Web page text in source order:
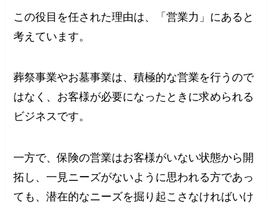
この役目を任された理由は、「営業力」にあると
考えています。
葬祭事業やお墓事業は、積極的な営業を行うので
はなく、お客様が必要になったときに求められる
ビジネスです。
一方で、保険の営業はお客様がいない状態から開
拓し、一見ニーズがないように思われる方であっ
ても、潜在的なニーズを掘り起こさなければいけ